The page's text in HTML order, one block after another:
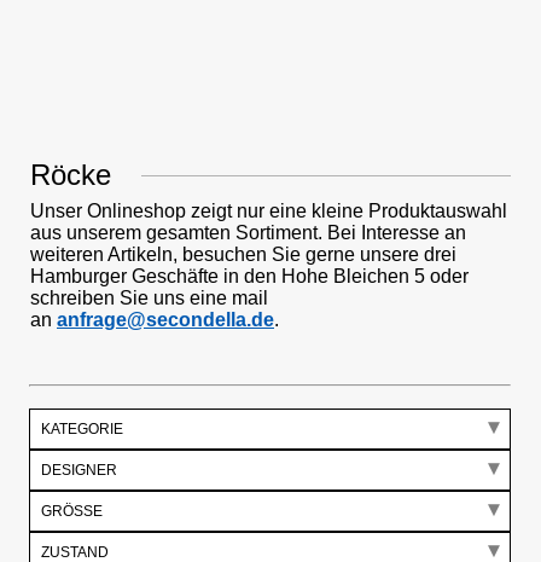
Röcke
Unser Onlineshop zeigt nur eine kleine Produktauswahl
aus unserem gesamten Sortiment. Bei Interesse an
weiteren Artikeln, besuchen Sie gerne unsere drei
Hamburger Geschäfte in den Hohe Bleichen 5 oder
schreiben Sie uns eine mail
an anfrage@secondella.de.
KATEGORIE
DESIGNER
GRÖSSE
ZUSTAND